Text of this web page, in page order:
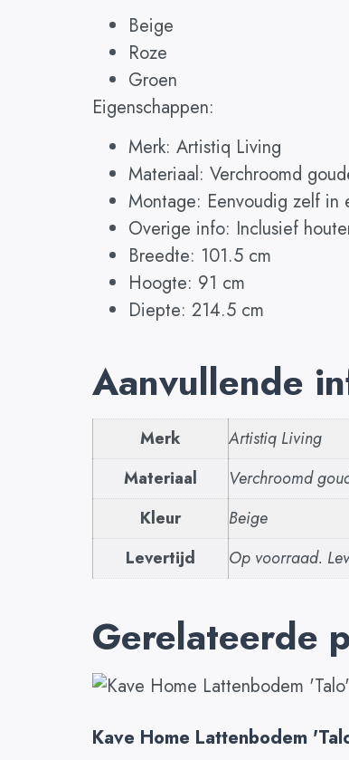
Beige
Roze
Groen
Eigenschappen:
Merk: Artistiq Living
Materiaal: Verchroomd
Montage: Eenvoudig zelf in
Overige info: Inclusief
Breedte: 101.5 cm
Hoogte: 91 cm
Diepte: 214.5 cm
Aanvullende
Merk
Artistiq Living
Materiaal
Verchroomd
Kleur
Beige
Levertijd
Op voorraad.
Gerelateerde
Kave Home Lattenbodem